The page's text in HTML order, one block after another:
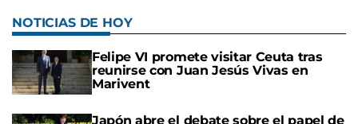
NOTICIAS DE HOY
Felipe VI promete visitar Ceuta tras
reunirse con Juan Jesús Vivas en
Marivent
Japón abre el debate sobre el papel de